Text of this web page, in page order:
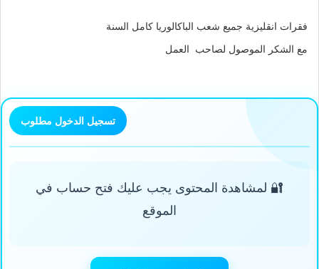
فقرات انقليزية جميع شعب الباكالوريا كامل السنة
مع الشكر الموصول لصاحب العمل
تسجيل الدخول مطلوب
🔐 لمشاهدة المحتوى يجب عليك فتح حساب في
الموقع